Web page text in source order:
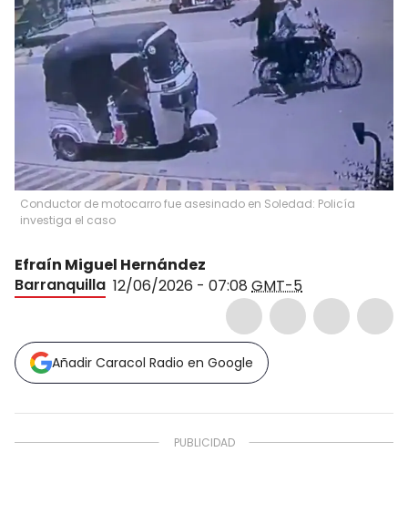
Conductor de motocarro fue asesinado en Soledad: Policía
investiga el caso
Efraín Miguel Hernández
Barranquilla 12/06/2026 - 07:08 GMT-5
Añadir Caracol Radio en Google